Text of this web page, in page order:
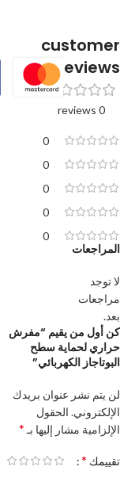
customer
reviews
0 reviews
0
0
0
0
0
المراجعات
لا توجد
مراجعات
بعد.
كن أول من يقيم “مفرش
حراري لحماية سطح
البوتاجاز الكهربائي”
لن يتم نشر عنوان بريدك
الإلكتروني. الحقول
الإلزامية مشار إليها بـ*
تقييمك *